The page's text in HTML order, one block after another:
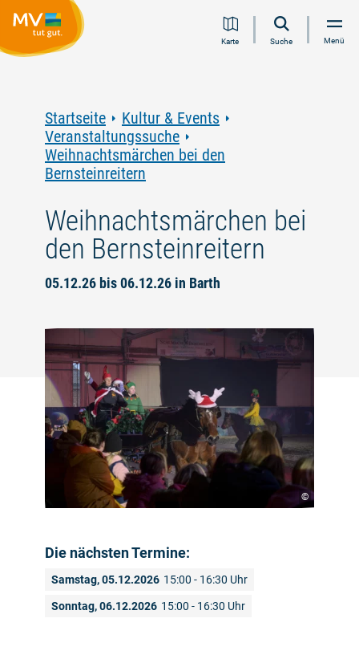
Inhalt
Navigation
Volltextsuche
FooterKarte Suche Menü
Startseite
Kultur & Events
Veranstaltungssuche
Weihnachtsmärchen bei den
Bernsteinreitern
Weihnachtsmärchen bei
den Bernsteinreitern
05.12.26 bis 06.12.26 in Barth
©
Die nächsten Termine:
Samstag, 05.12.2026 15:00 - 16:30 Uhr
Sonntag, 06.12.2026 15:00 - 16:30 Uhr